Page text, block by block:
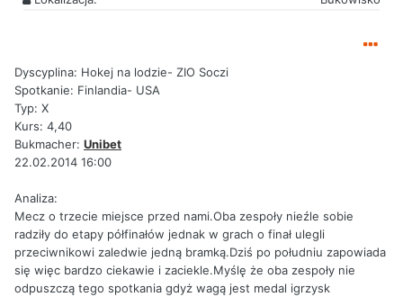
Dyscyplina: Hokej na lodzie- ZIO Soczi
Spotkanie: Finlandia- USA
Typ: X
Kurs: 4,40
Bukmacher: Unibet
22.02.2014 16:00
Analiza:
Mecz o trzecie miejsce przed nami.Oba zespoły nieźle sobie
radziły do etapy półfinałów jednak w grach o finał ulegli
przeciwnikowi zaledwie jedną bramką.Dziś po południu zapowiada
się więc bardzo ciekawie i zaciekle.Myślę że oba zespoły nie
odpuszczą tego spotkania gdyż wagą jest medal igrzysk